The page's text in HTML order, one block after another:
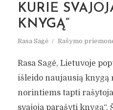
KURIE
KNYGĄ“
Rasa Sagė Rašymo
Rasa Sagė, Lietuvoje
išleido naujausią knygą
norintiems tapti
svajoja parašyti knygą“.